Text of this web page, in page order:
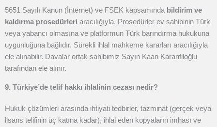
5651 Sayılı Kanun (İnternet) ve FSEK kapsamında bildirim ve
kaldırma prosedürleri aracılığıyla. Prosedürler ev sahibinin Türk
veya yabancı olmasına ve platformun Türk barındırma hukukuna
uygunluğuna bağlıdır. Sürekli ihlal mahkeme kararları aracılığıyla
ele alınabilir. Davalar ortak sahibimiz Sayın Kaan Karanfiloğlu
tarafından ele alınır.
9. Türkiye’de telif hakkı ihlalinin cezası nedir?
Hukuk çözümleri arasında ihtiyati tedbirler, tazminat (gerçek veya
lisans telifinin üç katına kadar), ihlal eden kopyaların imhası ve